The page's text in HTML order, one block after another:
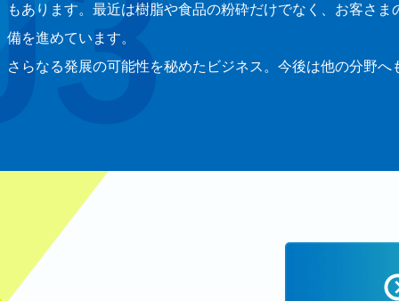
もあります。最近は樹脂や食品の粉砕だけでなく、お客さ
備を進めています。
さらなる発展の可能性を秘めたビジネス。今後は他の分野へ